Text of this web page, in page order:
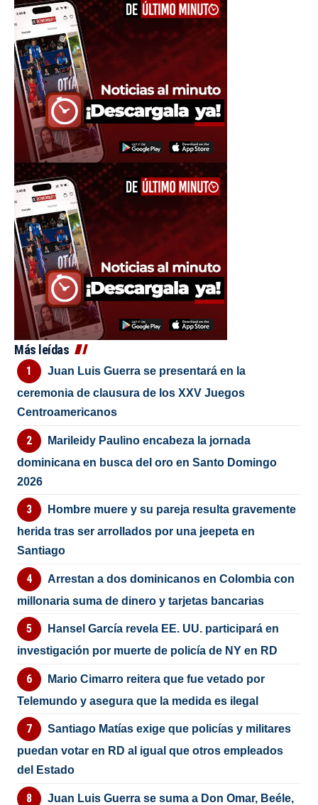
Más leídas
Juan Luis Guerra se presentará en la
ceremonia de clausura de los XXV Juegos
Centroamericanos
Marileidy Paulino encabeza la jornada
dominicana en busca del oro en Santo Domingo
2026
Hombre muere y su pareja resulta gravemente
herida tras ser arrollados por una jeepeta en
Santiago
Arrestan a dos dominicanos en Colombia con
millonaria suma de dinero y tarjetas bancarias
Hansel García revela EE. UU. participará en
investigación por muerte de policía de NY en RD
Mario Cimarro reitera que fue vetado por
Telemundo y asegura que la medida es ilegal
Santiago Matías exige que policías y militares
puedan votar en RD al igual que otros empleados
del Estado
Juan Luis Guerra se suma a Don Omar, Beéle,